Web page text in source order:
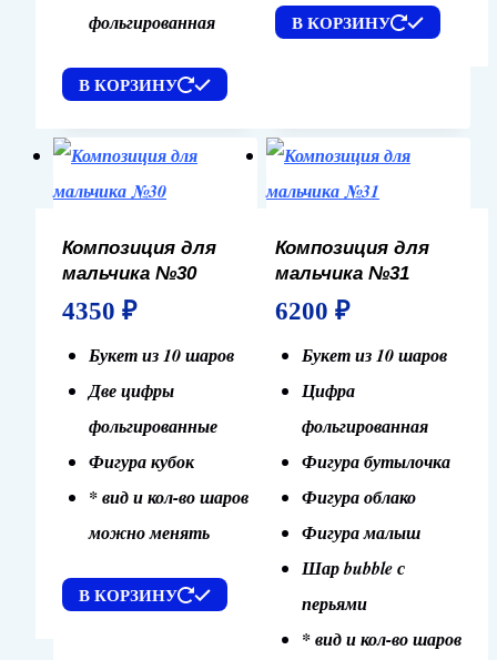
фольгированная
В КОРЗИНУ
В КОРЗИНУ
Композиция для
мальчика №30
4350 ₽
Букет из 10 шаров
Две цифры
фольгированные
Фигура кубок
* вид и кол-во шаров
можно менять
В КОРЗИНУ
Композиция для
мальчика №31
6200 ₽
Букет из 10 шаров
Цифра
фольгированная
Фигура бутылочка
Фигура облако
Фигура малыш
Шар bubble с
перьями
* вид и кол-во шаров